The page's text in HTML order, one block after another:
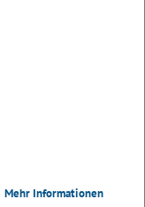
Mehr Informationen